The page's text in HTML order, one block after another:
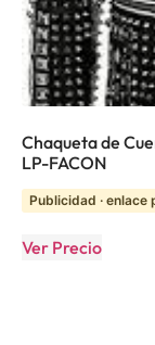
Chaqueta de
LP-FACON
Publicidad · enlace
Ver Precio